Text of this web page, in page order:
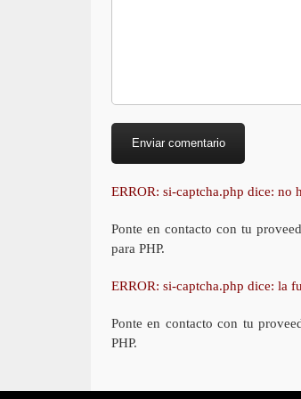
ERROR: si-captcha.php dice: no
Ponte en contacto con tu
para PHP.
ERROR: si-captcha.php dice: la
Ponte en contacto con tu
PHP.